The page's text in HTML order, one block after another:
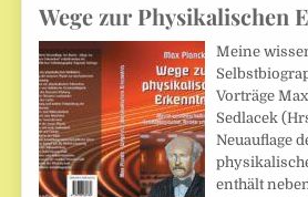
Wege zur Physikalischen
Meine
Vorträge
Sedlacek
Neuauflage
enthält